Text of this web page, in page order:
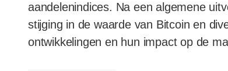
aandelenindices. Na een algemene
stijging in de waarde van Bitcoin en
ontwikkelingen en hun impact op de